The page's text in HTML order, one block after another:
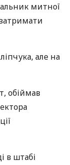
митної
але на
обіймав
в штабі